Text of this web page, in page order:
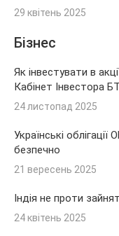
29 квітень 2025
Бізнес
Як інвестувати в
Кабінет Інвестора
24 листопад 2025
Українські
безпечно
21 вересень 2025
Індія не проти
24 квітень 2025